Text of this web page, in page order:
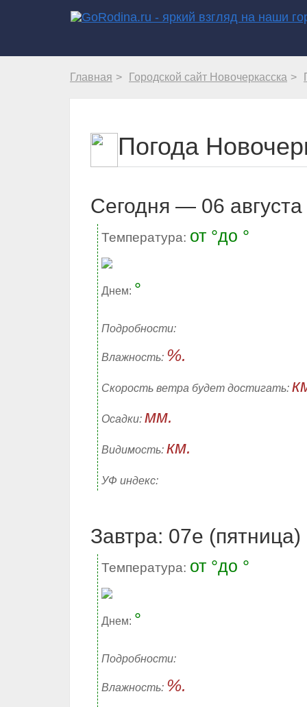
Главная Городской сайт Новочеркасска
Погода
Cегодня — 06 августа
Температура: от °до °
Днем: °
Подробности:
Влажность: %.
Скорость ветра будет достигать:
Осадки: мм.
Видимость: км.
УФ индекс:
Завтра: 07е (пятница)
Температура: от °до °
Днем: °
Подробности:
Влажность: %.